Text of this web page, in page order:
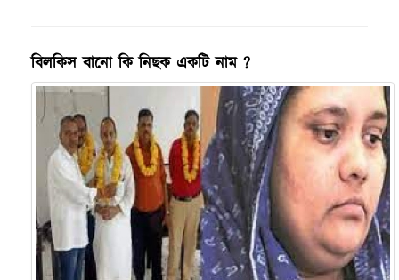
বিলকিস বানো কি নিছক একটি নাম ?